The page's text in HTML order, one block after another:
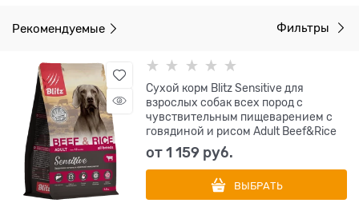
Рекомендуемые Фильтры
Сухой корм Blitz Sensitive для
взрослых собак всех пород с
чувствительным пищеварением с
говядиной и рисом Adult Beef&Rice
от1 159 руб.
ВЫБРАТЬ